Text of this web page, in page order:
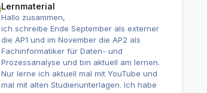
Beispiel mit "technisch die Lösung, aber
Schulungskosten fressen den Vorteil auf" hat
es
endgültig klar gemacht: Das ist ja ein
Ergebnis, kein Scheitern. Ich habe den
Antrag entsprechend gedreht.
Das Thema lautet jetzt:
"Evaluation alternativer
Lernmaterial
Hallo zusammen,
ich schreibe Ende September als externer
die AP1 und im November die AP2 als
Fachinformatiker für Daten- und
Prozessanalyse und bin aktuell am lernen.
Nur lerne ich aktuell mal mit YouTube und
mal mit alten Studienunterlagen. Ich habe